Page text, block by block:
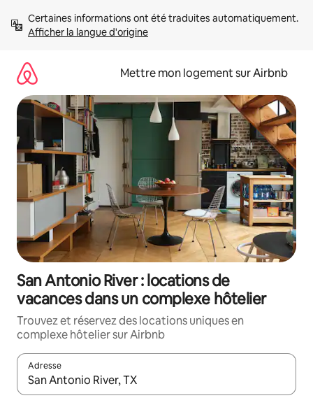
directement
Afficher la langue d'origine
Mettre mon logement sur Airbnb
San Antonio River : locations de
vacances dans un complexe hôtelier
Trouvez et réservez des locations uniques en
complexe hôtelier sur Airbnb
Adresse
Lorsque les résultats s'affichent, utilisez les flèches vers le